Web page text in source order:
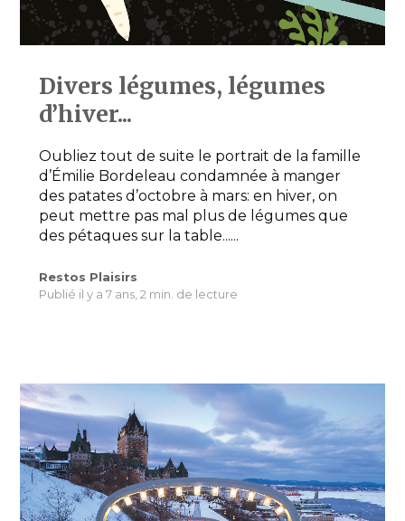
Divers légumes, légumes
d’hiver...
Oubliez tout de suite le portrait de la famille
d’Émilie Bordeleau condamnée à manger
des patates d’octobre à mars: en hiver, on
peut mettre pas mal plus de légumes que
des pétaques sur la table......
Restos Plaisirs
Publié il y a 7 ans, 2 min. de lecture